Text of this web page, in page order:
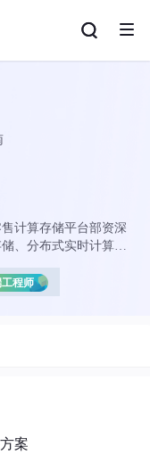
计算存储平台部资深
、分布式实时计算、
战经验。
工程师
案